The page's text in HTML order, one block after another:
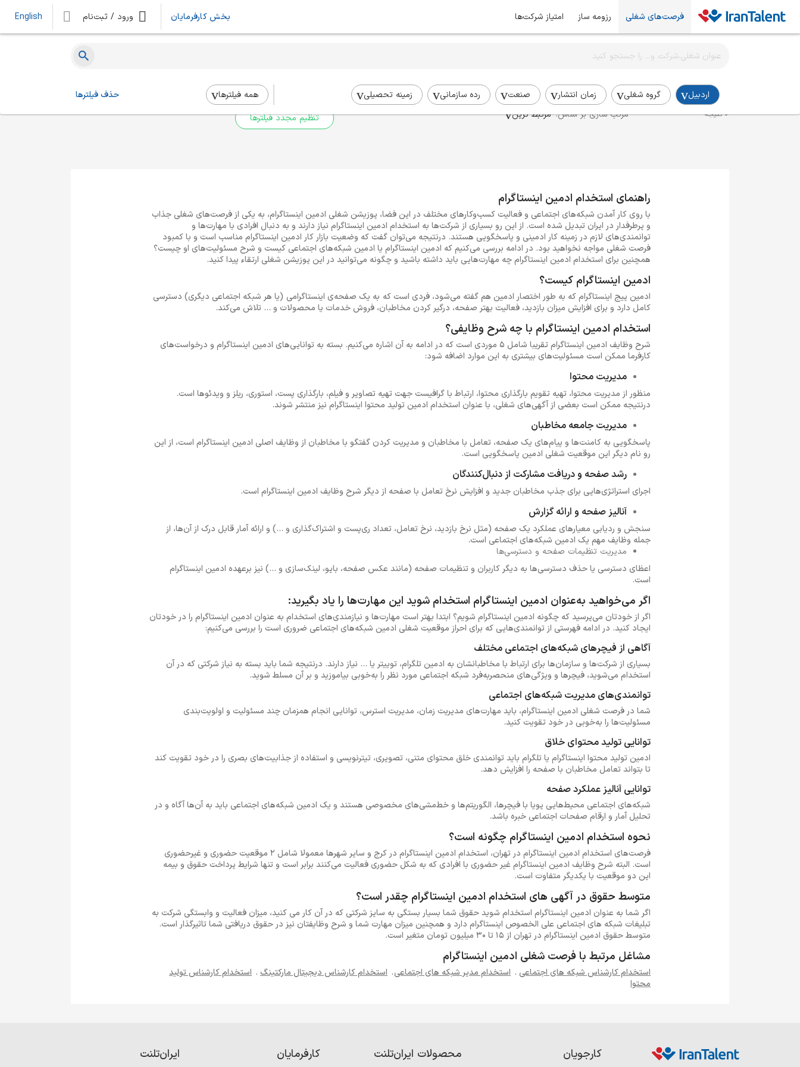
فرصت‌های شغلی رزومه ساز امتیاز شرکت‌ها بخش کارفرمایان ورود / ثبت‌نام English
اردبیل گروه شغلی زمان انتشار صنعت رده سازمانی زمینه تحصیلی همه فیلتر‌ها حذف فیلترها
اطلاع‌رسانی شغلی را برای این جستجو فعال کنید
استخدام ادمین اینستاگرام در اردبیل
0 نتیجه مرتب سازی بر اساس: مرتبط ترین
برای جستجوی جامع‌تر از فیلترهای بالا استفاده کنید.
تنظیم مجدد فیلترها
راهنمای استخدام ادمین اینستاگرام
با روی کار آمدن شبکه‌های اجتماعی و فعالیت کسب‌وکارهای مختلف در این فضا، پوزیشن شغلی ادمین اینستاگرام، به یکی از فرصت‌های شغلی جذاب
و پرطرفدار در ایران تبدیل شده است. از این رو بسیاری از شرکت‌ها به استخدام ادمین اینستاگرام نیاز دارند و به دنبال افرادی با مهارت‌ها و
توانمندی‌های لازم در زمینه کار ادمینی و پاسخگویی هستند. درنتیجه می‌توان گفت که وضعیت بازار کار ادمین اینستاگرام مناسب است و با کمبود
فرصت شغلی مواجه نخواهید بود. در ادامه بررسی می‌کنیم که ادمین اینستاگرام یا ادمین شبکه‌های اجتماعی کیست و شرح مسئولیت‌های او چیست؟
همچنین برای استخدام ادمین اینستاگرام چه مهارت‌هایی باید داشته باشید و چگونه می‌توانید در این پوزیشن شغلی ارتقاء پیدا کنید.
ادمین اینستاگرام کیست؟
ادمین پیج اینستاگرام که به طور اختصار ادمین هم گفته می‌شود، فردی است که به یک صفحه‌ی اینستاگرامی (یا هر شبکه اجتماعی دیگری) دسترسی
کامل دارد و برای افزایش میزان بازدید، فعالیت بهتر صفحه، درگیر کردن مخاطبان، فروش خدمات یا محصولات و ... تلاش می‌کند.
استخدام ادمین اینستاگرام با چه شرح وظایفی؟
شرح وظایف ادمین اینستاگرام تقریبا شامل 5 موردی است که در ادامه به آن اشاره می‌کنیم. بسته به توانایی‌های ادمین اینستاگرام و درخواست‌های
کارفرما ممکن است مسئولیت‌های بیشتری به این موارد اضافه شود:
مدیریت محتوا
منظور از مدیریت محتوا، تهیه تقویم بارگذاری محتوا، ارتباط با گرافیست جهت تهیه تصاویر و فیلم، بارگذاری پست، استوری، ریلز و ویدئوها است.
درنتیجه ممکن است بعضی از آگهی‌های شغلی، با عنوان استخدام ادمین تولید محتوا اینستاگرام نیز منتشر شوند.
مدیریت جامعه مخاطبان
پاسخگویی به کامنت‌ها و پیام‌های یک صفحه، تعامل با مخاطبان و مدیریت کردن گفتگو با مخاطبان از وظایف اصلی ادمین اینستاگرام است، از این
رو نام دیگر این موقعیت شغلی ادمین پاسخگویی است.
رشد صفحه و دریافت مشارکت از دنبال‌کنندگان
اجرای استراتژی‌هایی برای جذب مخاطبان جدید و افزایش نرخ تعامل با صفحه از دیگر شرح وظایف ادمین اینستاگرام است.
آنالیز صفحه و ارائه گزارش
سنجش و ردیابی معیارهای عملکرد یک صفحه (مثل نرخ بازدید، نرخ تعامل، تعداد ری‌پست و اشتراک‌گذاری و ...) و ارائه آمار قابل درک از آن‌ها، از
جمله وظایف مهم یک ادمین شبکه‌های اجتماعی است.
مدیریت تنظیمات صفحه و دسترسی‌ها
اعظای دسترسی یا حذف دسترسی‌ها به دیگر کاربران و تنظیمات صفحه (مانند عکس صفحه، بایو، لینک‌سازی و ...) نیز برعهده ادمین اینستاگرام
است.
اگر می‌خواهید به‌عنوان ادمین اینستاگرام استخدام شوید این مهارت‌ها را یاد بگیرید:
اگر از خودتان می‌پرسید که چگونه ادمین اینستاگرام شویم؟ ابتدا بهتر است مهارت‌ها و نیازمندی‌های استخدام به عنوان ادمین اینستاگرام را در خودتان
ایجاد کنید. در ادامه فهرستی از توانمندی‌هایی که برای احراز موقعیت شغلی ادمین شبکه‌های اجتماعی ضروری است را بررسی می‌کنیم:
آگاهی از فیچرهای شبکه‌های اجتماعی مختلف
بسیاری از شرکت‌ها و سازمان‌ها برای ارتباط با مخاطبانشان به ادمین تلگرام، توییتر یا ... نیاز دارند. درنتیجه شما باید بسته به نیاز شرکتی که در آن
استخدام می‌شوید، فیچرها و ویژگی‌های منحصربه‌فرد شبکه اجتماعی مورد نظر را به‌خوبی بیاموزید و بر آن مسلط شوید.
توانمندی‌های مدیریت شبکه‌های اجتماعی
شما در فرصت شغلی ادمین اینستاگرام، باید مهارت‌های مدیریت زمان، مدیریت استرس، توانایی انجام همزمان چند مسئولیت و اولویت‌بندی
مسئولیت‌ها را به‌خوبی در خود تقویت کنید.
توانایی تولید محتوای خلاق
ادمین تولید محتوا اینستاگرام یا تلگرام باید توانمندی خلق محتوای متنی، تصویری، تیترنویسی و استفاده از جذابیت‌های بصری را در خود تقویت کند
تا بتواند تعامل مخاطبان با صفحه را افزایش دهد.
توانایی آنالیز عملکرد صفحه
شبکه‌های اجتماعی محیط‌هایی پویا با فیچر‌ها، الگوریتم‌ها و خط‌مشی‌های مخصوصی هستند و یک ادمین شبکه‌های اجتماعی باید به آن‌ها آگاه و در
تحلیل آمار و ارقام صفحات اجتماعی خبره باشد.
نحوه استخدام ادمین اینستاگرام چگونه است؟
فرصت‌های استخدام ادمین اینستاگرام در تهران، استخدام ادمین اینستاگرام در کرج و سایر شهرها معمولا شامل 2 موقعیت حضوری و غیرحضوری
است. البته شرح وظایف ادمین اینستاگرام غیر حضوری با افرادی که به شکل حضوری فعالیت می‌کنند برابر است و تنها شرایط پرداخت حقوق و بیمه
این دو موقعیت با یکدیگر متفاوت است.
متوسط حقوق در آگهی های استخدام ادمین اینستاگرام چقدر است؟
اگر شما به عنوان ادمین اینستاگرام استخدام شوید حقوق شما بسیار بستگی به سایز شرکتی که در آن کار می کنید، میزان فعالیت و وابستگی شرکت به
تبلیغات شبکه های اجتماعی علی الخصوص اینستاگرام دارد و همچنین میزان مهارت شما و شرح وظایفتان نیز در حقوق دریافتی شما تاثیرگذار است.
متوسط حقوق ادمین اینستاگرام در تهران از 15 تا 30 میلیون تومان متغیر است.
مشاغل مرتبط با فرصت شغلی ادمین اینستاگرام
استخدام کارشناس شبکه های اجتماعی . استخدام مدیر شبکه های اجتماعی. استخدام کارشناس دیجیتال مارکتینگ . استخدام کارشناس تولید
محتوا
کارجویان محصولات ایران‌تلنت کارفرمایان ایران‌تلنت